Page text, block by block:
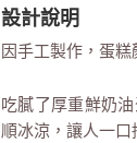
設計說明
因手工製作，蛋
吃膩了厚重鮮奶
順冰涼，讓人一口